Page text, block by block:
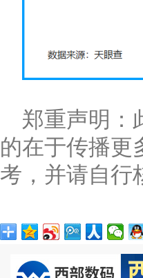
郑重声明：
的在于传播更
考，并请自行